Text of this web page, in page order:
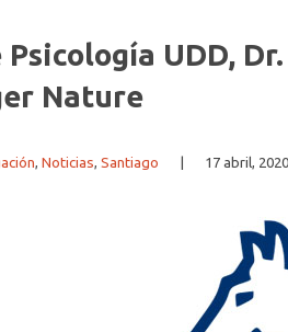
UDD,
Nature
, Noticias, Santiago 17 abril, 2020